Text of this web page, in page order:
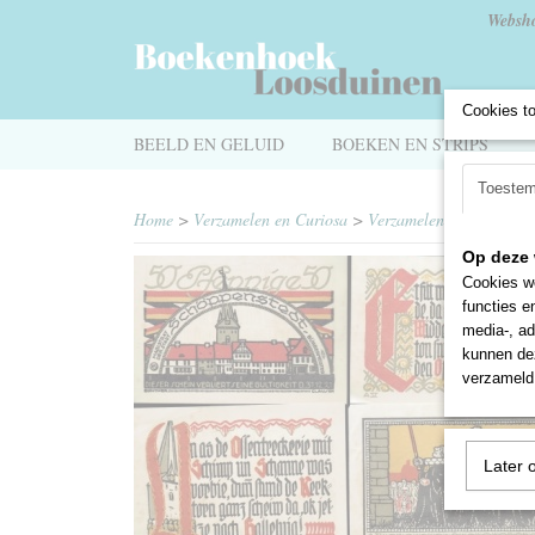
BEELD EN GELUID BOEKEN EN STRIPS
Home > Verzamelen en Curiosa > Verzamelen >
Cookies
Op
Cookies
functies
media-,
kunnen
Later